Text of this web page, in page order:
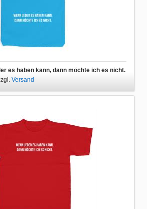
es haben kann, dann möchte ich es nicht.
Versand